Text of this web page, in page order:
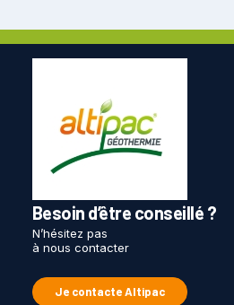
Besoin d’être conseillé ?
N’hésitez pas
à nous contacter
Je contacte Altipac